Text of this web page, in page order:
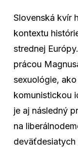
Slovenská kvír
kontextu
strednej
prácou
sexuológie,
komunistickou
je aj následný
na